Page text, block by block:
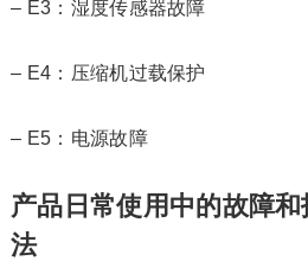
– E3：湿度传感器故障
– E4：压缩机过载保护
– E5：电源故障
产品日常使用中的故障
法